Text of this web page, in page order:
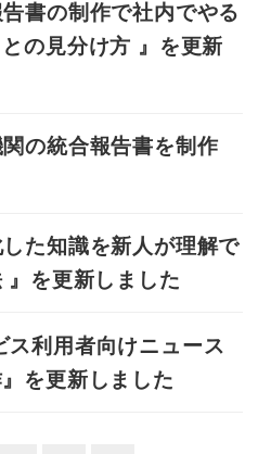
書の制作で社内でやる
の見分け方 』を更新
の統合報告書を制作
た知識を新人が理解で
』を更新しました
利用者向けニュース
を更新しました